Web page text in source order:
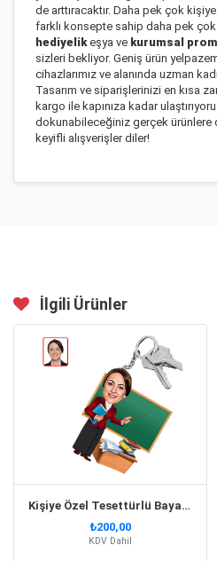
de arttıracaktır. Daha pek çok
farklı konsepte sahip daha pek çok
hediyelikeşya ve kurumsal
sizleri bekliyor. Geniş ürün
cihazlarımız ve alanında uzman
Tasarım ve siparişlerinizi en kısa
kargo ile kapınıza kadar
dokunabileceğiniz gerçek
keyifli alışverişler diler!
İlgili Ürünler
Kişiye Özel Tesettürlü Bayan Öğretmen Karikatür Anahtarlık
₺200,00
KDV Dahil